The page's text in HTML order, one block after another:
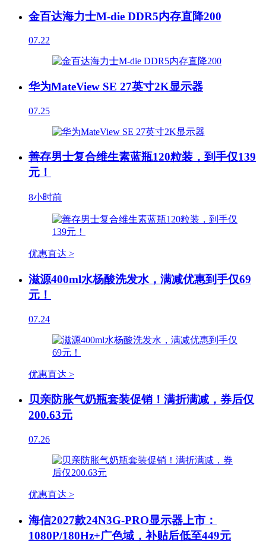
金百达海力士M-die DDR5内存直降200
07.22
华为MateView SE 27英寸2K显示器
07.25
善存男士复合维生素蓝瓶120粒装，到手仅139
元！
8小时前
优惠直达 >
滋源400ml水杨酸洗发水，满减优惠到手仅69
元！
07.24
优惠直达 >
贝亲防胀气奶瓶套装促销！满折满减，券后仅
200.63元
07.26
优惠直达 >
海信2027款24N3G-PRO显示器上市：
1080P/180Hz+广色域，补贴后低至449元